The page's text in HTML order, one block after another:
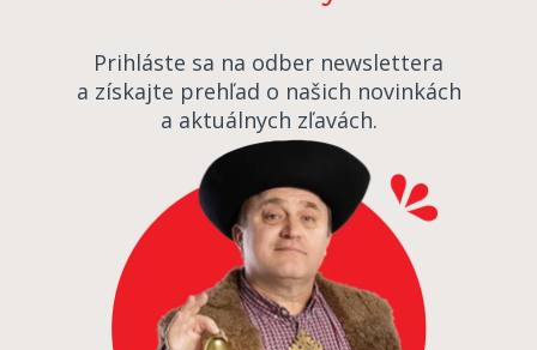
Prihláste sa na odber newslettera
a získajte prehľad o našich novinkách
a aktuálnych zľavách.